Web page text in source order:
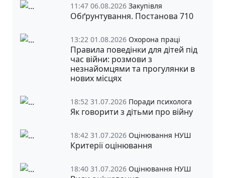
11:47 06.08.2026 Закупівля
Обґрунтування. Постанова 710
13:22 01.08.2026 Охорона праці
Правила поведінки для дітей під
час війни: розмови з
незнайомцями та прогулянки в
нових місцях
18:52 31.07.2026 Поради психолога
Як говорити з дітьми про війну
18:42 31.07.2026 Оцінювання НУШ
Критерії оцінювання
18:40 31.07.2026 Оцінювання НУШ